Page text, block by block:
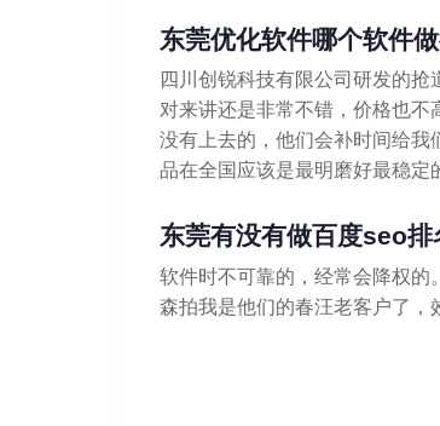
东莞优化软件哪个软件
四川创锐科技有限公司研发的
对来讲还是非常不错，价格也
没有上去的，他们会补时间给我
品在全国应该是最明磨好最稳定
东莞有没有做百度seo排
软件时不可靠的，经常会降权的
森拍我是他们的春汪老客户了，